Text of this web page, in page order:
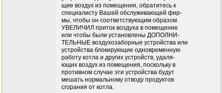
щие воздух из помещения, обратитесь к
специалисту Вашей обслуживающей фир-
мы, чтобы он соответствующим образом
УВЕЛИЧИЛ приток воздуха в помещение
или чтобы были установлены ДОПОЛНИ-
ТЕЛЬНЫЕ воздухозаборные устройства или
устройства блокирующие одновременную
работу котла и других устройств, удаля-
ющих воздух из помещения, поскольку в
противном случае эти устройства будут
мешать нормальному отводу продуктов
сгорания от котла.